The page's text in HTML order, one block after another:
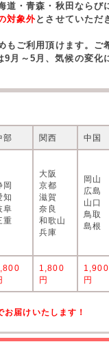
・青森・秋田ならび
対象外とさせていただ
ご利用頂けます。ご
月～5月、気候の変化
部 関西 中国
岡
知
阜
重
大阪
京都
滋賀
奈良
和歌山
兵庫
岡山
広島
山口
鳥取
島根
1,800
円
1,900
円
届けいたします！